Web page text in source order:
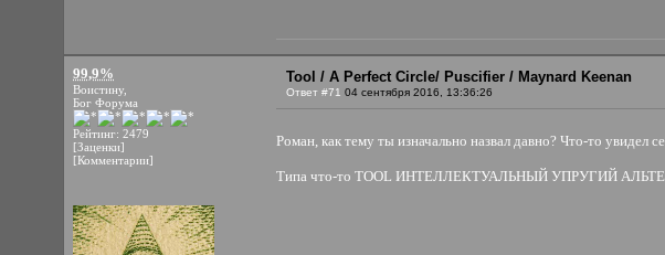
99,9%
Воистину,
Бог Форума
Рейтинг: 2479
[Заценки]
[Комментарии]
Tool / A Perfect Circle/ Puscifier / Maynard Keenan
Ответ #71 04 сентября 2016, 13:36:26
Роман, как тему ты изначально назвал давно? Что-то увидел
Типа что-то TOOL ИНТЕЛЛЕКТУАЛЬНЫЙ УПРУГИЙ